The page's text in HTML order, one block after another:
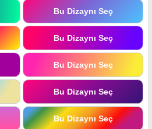
Bu Dizaynı Seç
Bu Dizaynı Seç
Bu Dizaynı Seç
Bu Dizaynı Seç
Bu Dizaynı Seç